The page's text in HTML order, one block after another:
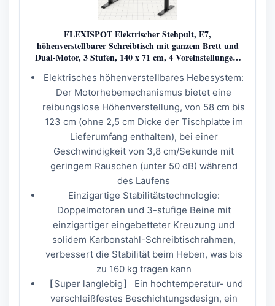
FLEXISPOT Elektrischer Stehpult, E7,
höhenverstellbarer Schreibtisch mit ganzem Brett und
Dual-Motor, 3 Stufen, 140 x 71 cm, 4 Voreinstellungen,
Elektrisches höhenverstellbares Hebesystem:
Der Motorhebemechanismus bietet eine
reibungslose Höhenverstellung, von 58 cm bis
123 cm (ohne 2,5 cm Dicke der Tischplatte im
Lieferumfang enthalten), bei einer
Geschwindigkeit von 3,8 cm/Sekunde mit
geringem Rauschen (unter 50 dB) während
des Laufens
Einzigartige Stabilitätstechnologie:
Doppelmotoren und 3-stufige Beine mit
einzigartiger eingebetteter Kreuzung und
solidem Karbonstahl-Schreibtischrahmen,
verbessert die Stabilität beim Heben, was bis
zu 160 kg tragen kann
【Super langlebig】 Ein hochtemperatur- und
verschleißfestes Beschichtungsdesign, ein